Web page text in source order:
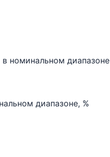
номинальном диапазоне
диапазоне, %